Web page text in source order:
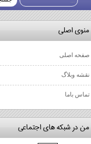
منوي اصلي
صفحه اصلی
نقشه وبلاگ
تماس باما
من در شبكه هاي اجتماعي